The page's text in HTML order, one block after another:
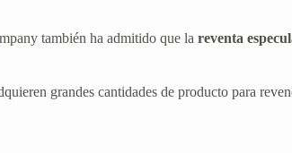
también ha admitido que la reventa
grandes cantidades de producto para